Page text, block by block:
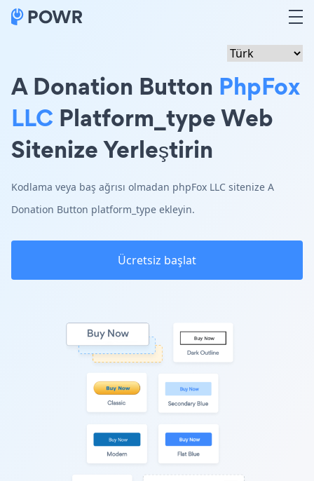
A Donation Button PhpFox
LLC Platform_type Web
Sitenize Yerleştirin
Kodlama veya baş ağrısı olmadan phpFox LLC sitenize A
Donation Button platform_type ekleyin.
Ücretsiz başlat